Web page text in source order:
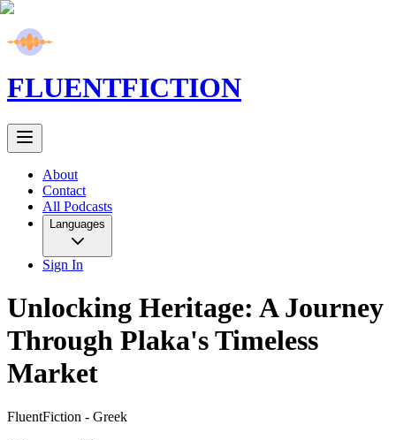
FLUENTFICTION
About
Contact
All Podcasts
Languages
Sign In
Unlocking Heritage: A Journey
Through Plaka's Timeless
Market
FluentFiction - Greek